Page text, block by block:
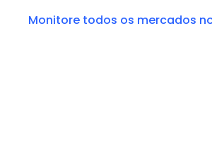
Monitore todos os mercados